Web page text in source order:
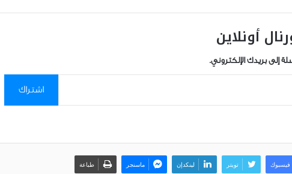
أونلاين
إلى بريدك الإلكتروني.
اشتراك
فيسبوك تويتر لينكدإن ماسنجر طباعة